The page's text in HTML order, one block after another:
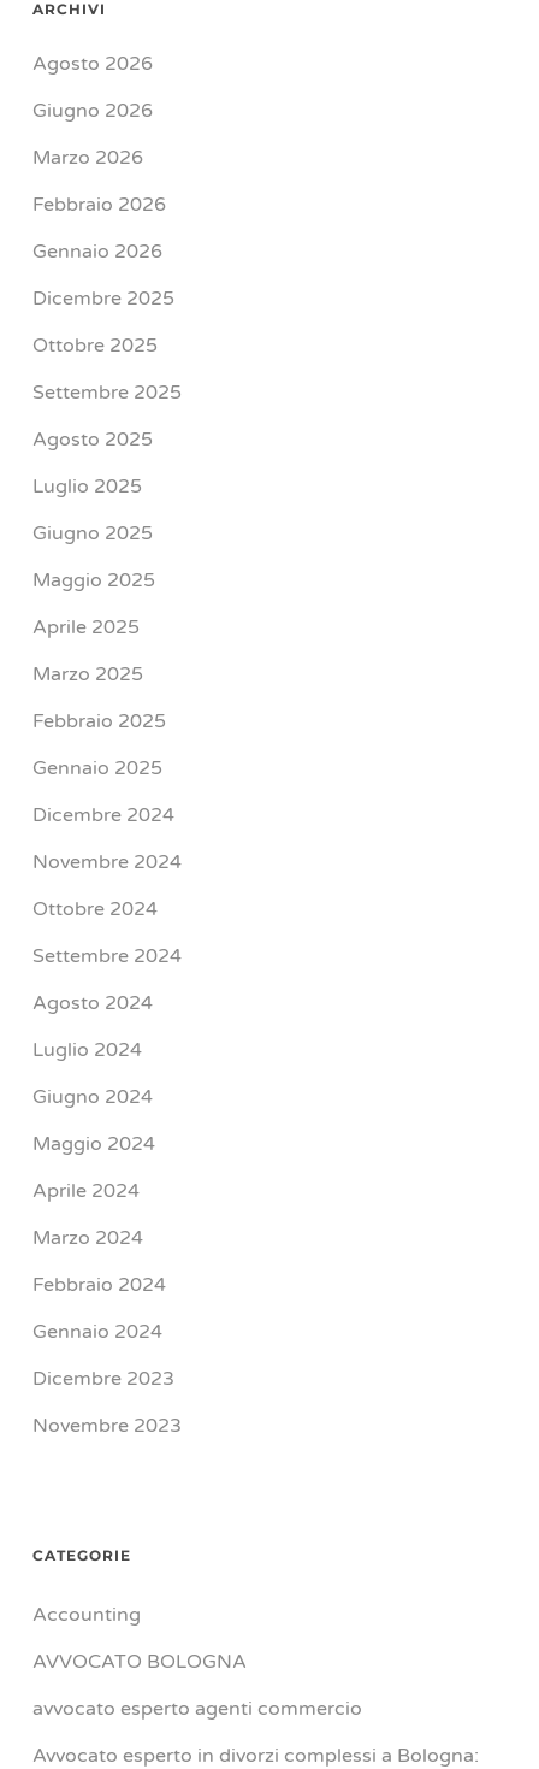
ARCHIVI
Agosto 2026
Giugno 2026
Marzo 2026
Febbraio 2026
Gennaio 2026
Dicembre 2025
Ottobre 2025
Settembre 2025
Agosto 2025
Luglio 2025
Giugno 2025
Maggio 2025
Aprile 2025
Marzo 2025
Febbraio 2025
Gennaio 2025
Dicembre 2024
Novembre 2024
Ottobre 2024
Settembre 2024
Agosto 2024
Luglio 2024
Giugno 2024
Maggio 2024
Aprile 2024
Marzo 2024
Febbraio 2024
Gennaio 2024
Dicembre 2023
Novembre 2023
CATEGORIE
Accounting
AVVOCATO BOLOGNA
avvocato esperto agenti commercio
Avvocato esperto in divorzi complessi a Bologna: